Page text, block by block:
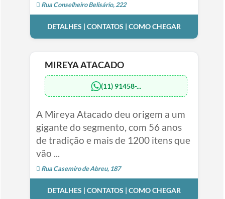
Rua Conselheiro Belisário, 222
DETALHES | CONTATOS | COMO CHEGAR
MIREYA ATACADO
(11) 91458-...
A Mireya Atacado deu origem a um
gigante do segmento, com 56 anos
de tradição e mais de 1200 itens que
vão ...
Rua Casemiro de Abreu, 187
DETALHES | CONTATOS | COMO CHEGAR